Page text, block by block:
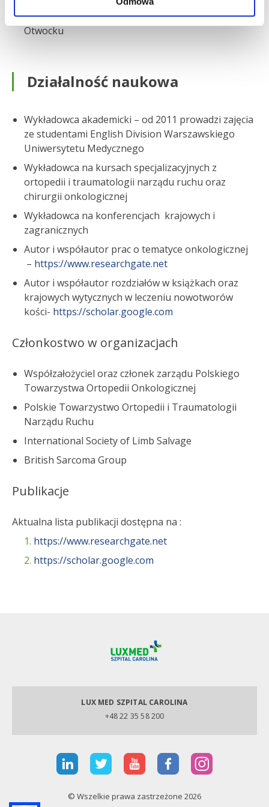
Publiczny Szpital Kliniczny im. prof. Adama Grucy w
Otwocku
Działalność naukowa
Wykładowca akademicki – od 2011 prowadzi zajęcia
ze studentami English Division Warszawskiego
Uniwersytetu Medycznego
Wykładowca na kursach specjalizacyjnych z
ortopedii i traumatologii narządu ruchu oraz
chirurgii onkologicznej
Wykładowca na konferencjach krajowych i
zagranicznych
Autor i współautor prac o tematyce onkologicznej
– https://www.researchgate.net
Autor i współautor rozdziałów w książkach oraz
krajowych wytycznych w leczeniu nowotworów
kości- https://scholar.google.com
Członkostwo w organizacjach
Współzałożyciel oraz członek zarządu Polskiego
Towarzystwa Ortopedii Onkologicznej
Polskie Towarzystwo Ortopedii i Traumatologii
Narządu Ruchu
International Society of Limb Salvage
British Sarcoma Group
Publikacje
Aktualna lista publikacji dostępna na :
https://www.researchgate.net
https://scholar.google.com
LUX MED SZPITAL CAROLINA
+48 22 35 58 200
© Wszelkie prawa zastrzeżone 2026